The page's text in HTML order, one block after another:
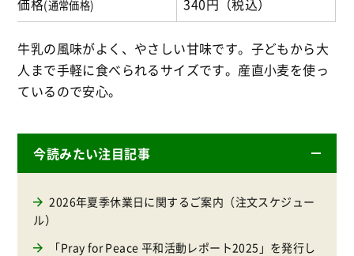
価格(通常価格) 340円（税込）
牛乳の風味がよく、やさしい甘味です。子どもから大
人まで手軽に食べられるサイズです。産直小麦を使っ
ているので安心。
今読みたい注目記事
2026年夏季休業日に関するご案内（注文スケジュー
ル）
「Pray for Peace 平和活動レポート2025」を発行し